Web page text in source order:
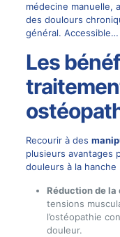
médecine manuelle,
des doulours
général. Accessible…
Les
Recourir à des
plusieurs avantages
douleurs à la hanche
Réduction de la
tensions
l’ostéopathie
douleur.